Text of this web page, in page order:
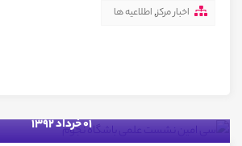
اخبار مرکز,اطلاعیه ها
01 خرداد 1392